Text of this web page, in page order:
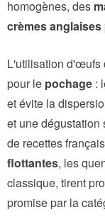
homogènes, des
crèmes anglaises
L'utilisation d'œufs
pour le pochage :
et évite la
et une dégustation
de recettes
flottantes, les
classique, tirent
promise par la